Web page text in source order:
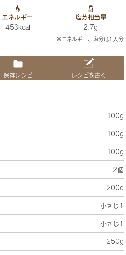
エネルギー
453kcal
塩分相当量
2.7g
※エネルギー、塩分は1人分
保存レシピ レシピを書く
100g
100g
100g
2個
200g
小さじ1
小さじ1
250g